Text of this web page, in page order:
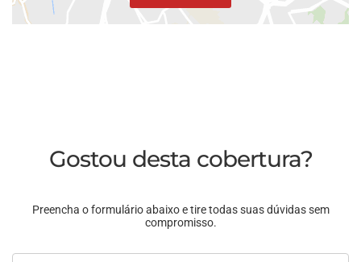
Gostou desta cobertura?
Preencha o formulário abaixo e tire todas suas dúvidas sem
compromisso.